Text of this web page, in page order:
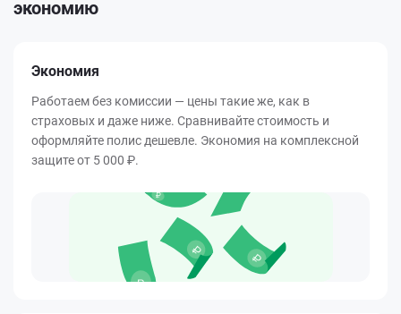
экономию
Экономия
Работаем без комиссии — цены такие же, как в
страховых и даже ниже. Сравнивайте стоимость и
оформляйте полис дешевле. Экономия на комплексной
защите от 5 000 ₽.